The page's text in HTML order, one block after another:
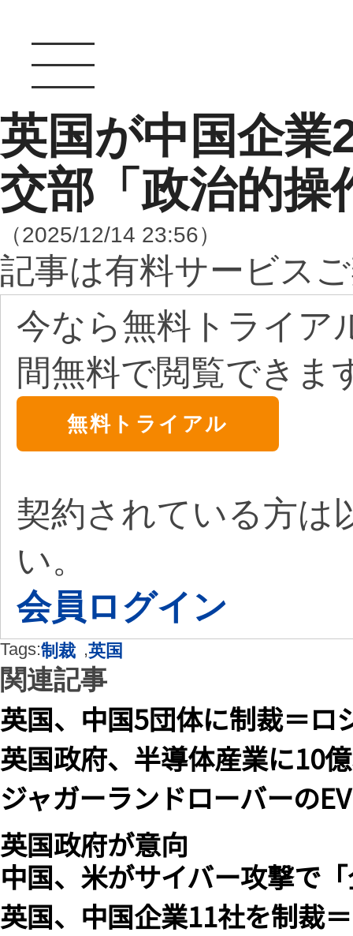
英国が中国企業
交部「政治的操
（2025/12/14 23:56）
記事は有料サービス
今なら無料トライア
間無料で閲覧できま
無料トライアル
契約されている方は
い。
会員ログイン
Tags:制裁 ,英国
関連記事
英国、中国5団体に制裁＝ロ
英国政府、半導体産業に10
ジャガーランドローバーの
英国政府が意向
中国、米がサイバー攻撃で
英国、中国企業11社を制裁